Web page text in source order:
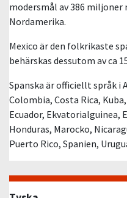
modersmål av 386 miljoner
Nordamerika.
Mexico är den folkrikaste
behärskas dessutom av ca
Spanska är officiellt språk i
Colombia, Costa Rica,
Ecuador, Ekvatorialguinea,
Honduras, Marocko,
Puerto Rico, Spanien,